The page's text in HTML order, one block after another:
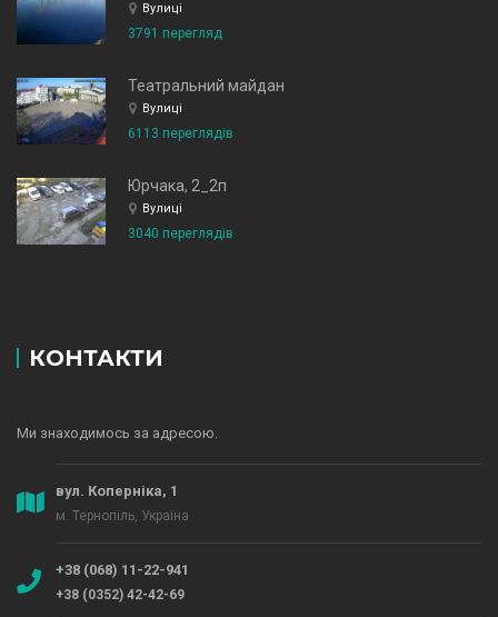
Вулиці
3791 перегляд
Театральний майдан
Вулиці
6113 переглядів
Юрчака, 2_2п
Вулиці
3040 переглядів
КОНТАКТИ
Ми знаходимось за адресою.
вул. Коперніка, 1
м. Тернопіль, Україна
+38 (068) 11-22-941
+38 (0352) 42-42-69